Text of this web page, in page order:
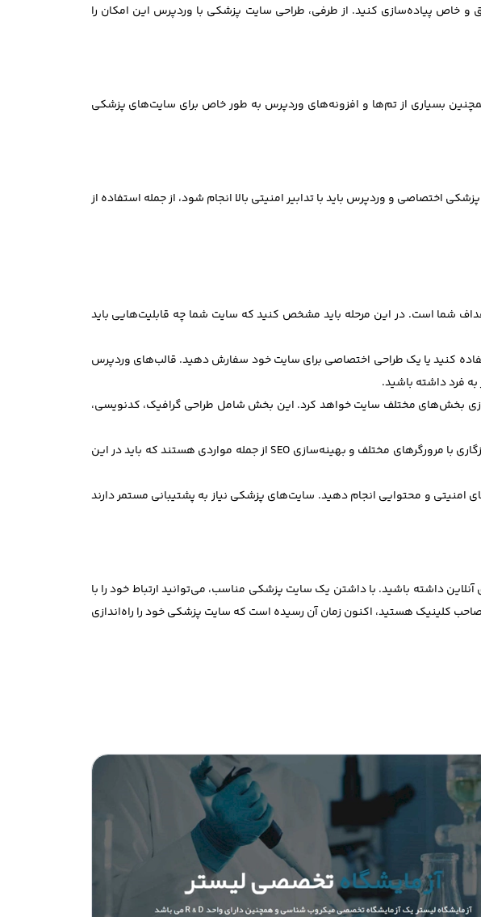
خاص پیاده‌سازی کنید. از طرفی، طراحی سایت پزشکی با وردپرس این امکان را
بسیاری از تم‌ها و افزونه‌های وردپرس به طور خاص برای سایت‌های پزشکی
اختصاصی و وردپرس باید با تدابیر امنیتی بالا انجام شود، از جمله استفاده از
شما است. در این مرحله باید مشخص کنید که سایت شما چه قابلیت‌هایی باید
کنید یا یک طراحی اختصاصی برای سایت خود سفارش دهید. قالب‌های وردپرس
فرد داشته باشید.
بخش‌های مختلف سایت خواهد کرد. این بخش شامل طراحی گرافیک، کدنویسی،
4.آزمایش و بهینه‌سازی قبل از راه‌اندازی سایت، باید تمامی عملکردها آزمایش شوند. سرعت بارگذاری سایت، سازگاری با مرورگرهای مختلف و بهینه‌سازی SEO از جمله مواردی هستند که باید در این
امنیتی و محتوایی انجام دهید. سایت‌های پزشکی نیاز به پشتیبانی مستمر دارند
داشته باشید. با داشتن یک سایت پزشکی مناسب، می‌توانید ارتباط خود را با
کلینیک هستید، اکنون زمان آن رسیده است که سایت پزشکی خود را راه‌اندازی